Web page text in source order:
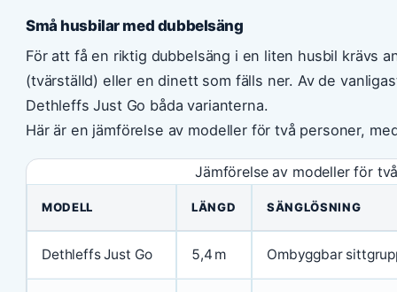
Små husbilar med dubbelsäng
För att få en riktig dubbelsäng i en liten husbil krävs
(tvärställd) eller en dinett som fälls ner. Av de
Dethleffs Just Go båda varianterna.
Här är en jämförelse av modeller för två personer,
Jämförelse av modeller för
MODELL LÄNGD SÄNGLÖSNING
Dethleffs Just Go 5,4 m Ombyggbar